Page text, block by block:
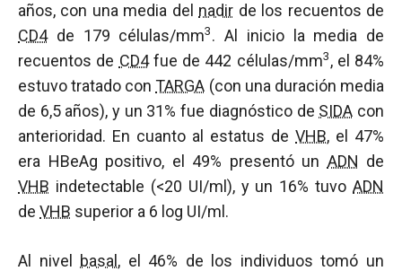
años, con una media del nadir de los recuentos de
CD4de 179 células/mm3. Al inicio la media de
recuentos de CD4fue de 442 células/mm3, el 84%
estuvo tratado conTARGA (con una duración media
de 6,5 años), y un 31% fue diagnóstico de SIDA con
anterioridad. En cuanto al estatus de VHB, el 47%
era HBeAg positivo, el 49% presentó un ADN de
VHB indetectable (<20 UI/ml), y un 16% tuvo ADN
de VHB superior a 6 log UI/ml.
Al nivel basal , el 46% de los individuos tomó un